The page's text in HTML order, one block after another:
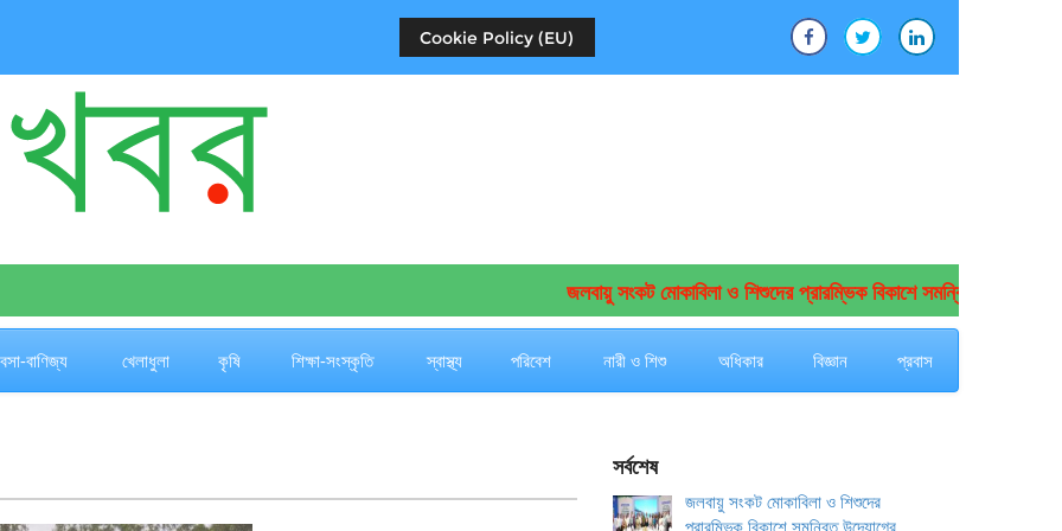
Cookie Policy (EU)
জলবায়ু সংকট মোকাবিলা ও শিশুদের প্রারম্ভিক বিকাশে সমন্বিত উদ্যোগের
বাণিজ্য খেলাধুলা কৃষি শিক্ষা-সংস্কৃতি স্বাস্থ্য পরিবেশ নারী ও শিশু অধিকার বিজ্ঞান প্রবাস
সর্বশেষ
জলবায়ু সংকট মোকাবিলা ও শিশুদের
প্রারম্ভিক বিকাশে সমন্বিত উদ্যোগের